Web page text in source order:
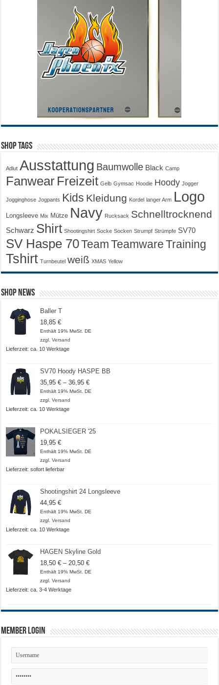
Shop Tags
Adlut Ausstattung Baumwolle Black Camp
Fanwear Freizeit Gelb Gymsac Hoodie Hoody Jogger
Jogginghose Jogpants Kids Kleidung Kordel langer Arm Logo
Longsleeve Mix Mütze Navy Rucksack Schnelltrocknend
Schwarz Shirt Shootingshirt Socke Socken Strumpf Strümpfe SV70
SV Haspe 70Team Teamware Training
Tshirt Turnbeutel weiß XMAS Yellow
Shop News
Baller T
18,85€
Enthält 19% MwSt. DE
zzgl.Versand
Lieferzeit: ca. 10 Werktage
SV70 Hoody HASPE BB
35,95€ –36,95€Preisspanne:
35,95 €
Enthält 19% MwSt. DE
zzgl.Versand
Lieferzeit: ca. 10 Werktage
POKALSIEGER '25
19,95€
Enthält 19% MwSt. DE
zzgl.Versand
Lieferzeit: sofort lieferbar
Shootingshirt 24 Longsleeve
44,95€
Enthält 19% MwSt. DE
zzgl.Versand
Lieferzeit: ca. 10 Werktage
HAGEN Skyline Gold
18,50€ – 20,50€Preisspanne:
18,50 €
Enthält 19% MwSt. DE
zzgl.Versand
Lieferzeit: ca. 3-4 Werktage
Member Login